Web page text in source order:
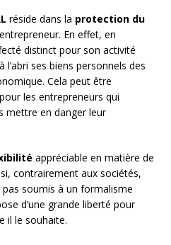
réside dans la protection du
En effet, en
distinct pour son activité
ses biens personnels des
Cela peut être
les entrepreneurs qui
mettre en danger leur
appréciable en matière de
contrairement aux sociétés,
pas soumis à un formalisme
d’une grande liberté pour
il le souhaite.